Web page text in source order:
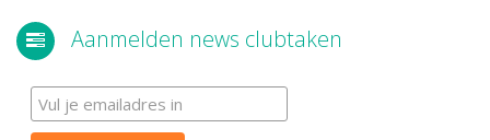
Aanmelden news clubtaken